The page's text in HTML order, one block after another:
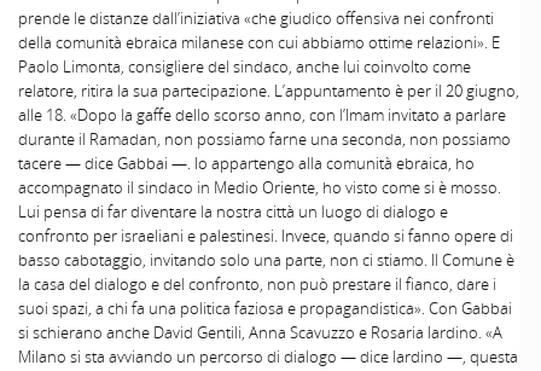
prende le distanze dall’iniziativa «che giudico offensiva nei confronti
della comunità ebraica milanese con cui abbiamo ottime relazioni». E
Paolo Limonta, consigliere del sindaco, anche lui coinvolto come
relatore, ritira la sua partecipazione. L’appuntamento è per il 20 giugno,
alle 18. «Dopo la gaffe dello scorso anno, con l’Imam invitato a parlare
durante il Ramadan, non possiamo farne una seconda, non possiamo
tacere — dice Gabbai —. Io appartengo alla comunità ebraica, ho
accompagnato il sindaco in Medio Oriente, ho visto come si è mosso.
Lui pensa di far diventare la nostra città un luogo di dialogo e
confronto per israeliani e palestinesi. Invece, quando si fanno opere di
basso cabotaggio, invitando solo una parte, non ci stiamo. Il Comune è
la casa del dialogo e del confronto, non può prestare il fianco, dare i
suoi spazi, a chi fa una politica faziosa e propagandistica». Con Gabbai
si schierano anche David Gentili, Anna Scavuzzo e Rosaria Iardino. «A
Milano si sta avviando un percorso di dialogo — dice Iardino —, questa